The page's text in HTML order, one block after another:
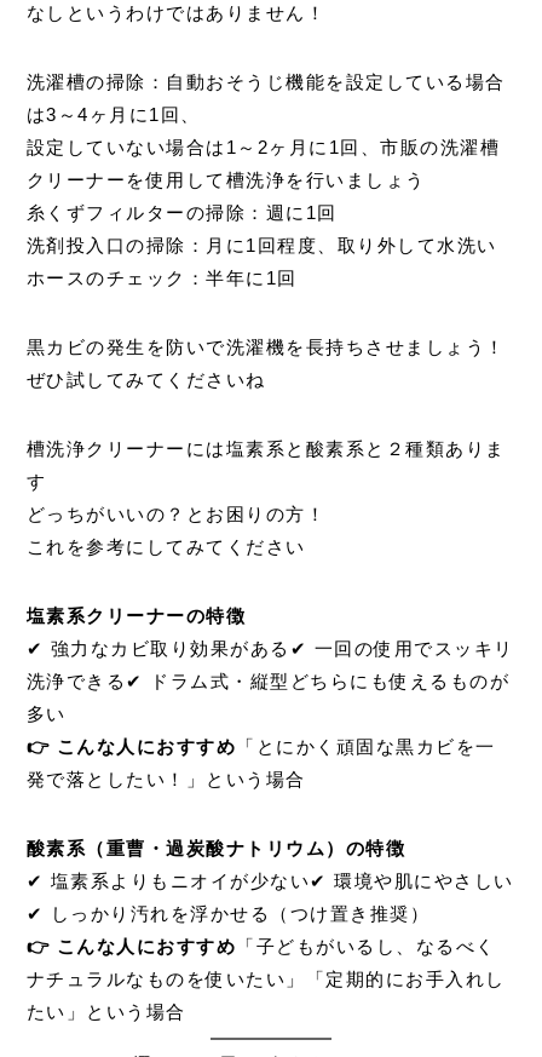
なしというわけではありません！
洗濯槽の掃除：自動おそうじ機能を設定している場合
は3～4ヶ月に1回、
設定していない場合は1～2ヶ月に1回、市販の洗濯槽
クリーナーを使用して槽洗浄を行いましょう
糸くずフィルターの掃除：週に1回
洗剤投入口の掃除：月に1回程度、取り外して水洗い
ホースのチェック：半年に1回
黒カビの発生を防いで洗濯機を長持ちさせましょう！
ぜひ試してみてくださいね
槽洗浄クリーナーには塩素系と酸素系と２種類ありま
す
どっちがいいの？とお困りの方！
これを参考にしてみてください
塩素系クリーナーの特徴
✔ 強力なカビ取り効果がある ✔ 一回の使用でスッキリ
洗浄できる ✔ ドラム式・縦型どちらにも使えるものが
多い
👉 こんな人におすすめ 「とにかく頑固な黒カビを一
発で落としたい！」という場合
酸素系（重曹・過炭酸ナトリウム）の特徴
✔ 塩素系よりもニオイが少ない✔ 環境や肌にやさしい
✔ しっかり汚れを浮かせる（つけ置き推奨）
👉 こんな人におすすめ 「子どもがいるし、なるべく
ナチュラルなものを使いたい」「定期的にお手入れし
たい」という場合